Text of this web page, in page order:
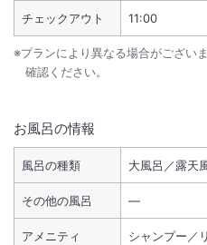
チェックアウト 11:00
※プランにより異なる場合がござい
確認ください。
お風呂の情報
風呂の種類 大風呂／露天
その他の風呂 ―
アメニティ
シャンプー／